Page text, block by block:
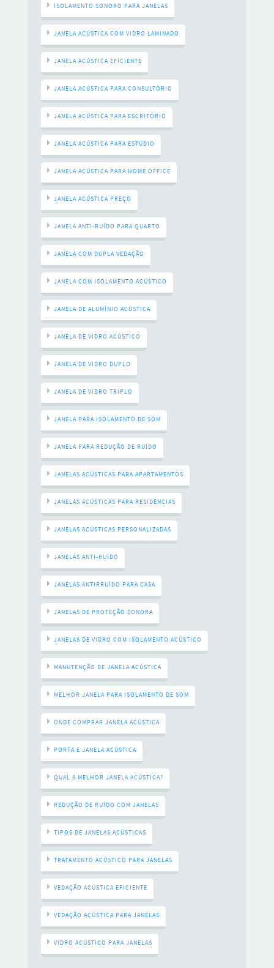
ISOLAMENTO SONORO PARA JANELAS
JANELA ACÚSTICA COM VIDRO LAMINADO
JANELA ACÚSTICA EFICIENTE
JANELA ACÚSTICA PARA CONSULTÓRIO
JANELA ACÚSTICA PARA ESCRITÓRIO
JANELA ACÚSTICA PARA ESTÚDIO
JANELA ACÚSTICA PARA HOME OFFICE
JANELA ACÚSTICA PREÇO
JANELA ANTI-RUÍDO PARA QUARTO
JANELA COM DUPLA VEDAÇÃO
JANELA COM ISOLAMENTO ACÚSTICO
JANELA DE ALUMÍNIO ACÚSTICA
JANELA DE VIDRO ACÚSTICO
JANELA DE VIDRO DUPLO
JANELA DE VIDRO TRIPLO
JANELA PARA ISOLAMENTO DE SOM
JANELA PARA REDUÇÃO DE RUÍDO
JANELAS ACÚSTICAS PARA APARTAMENTOS
JANELAS ACÚSTICAS PARA RESIDÊNCIAS
JANELAS ACÚSTICAS PERSONALIZADAS
JANELAS ANTI-RUÍDO
JANELAS ANTIRRUÍDO PARA CASA
JANELAS DE PROTEÇÃO SONORA
JANELAS DE VIDRO COM ISOLAMENTO ACÚSTICO
MANUTENÇÃO DE JANELA ACÚSTICA
MELHOR JANELA PARA ISOLAMENTO DE SOM
ONDE COMPRAR JANELA ACÚSTICA
PORTA E JANELA ACÚSTICA
QUAL A MELHOR JANELA ACÚSTICA?
REDUÇÃO DE RUÍDO COM JANELAS
TIPOS DE JANELAS ACÚSTICAS
TRATAMENTO ACÚSTICO PARA JANELAS
VEDAÇÃO ACÚSTICA EFICIENTE
VEDAÇÃO ACÚSTICA PARA JANELAS
VIDRO ACÚSTICO PARA JANELAS